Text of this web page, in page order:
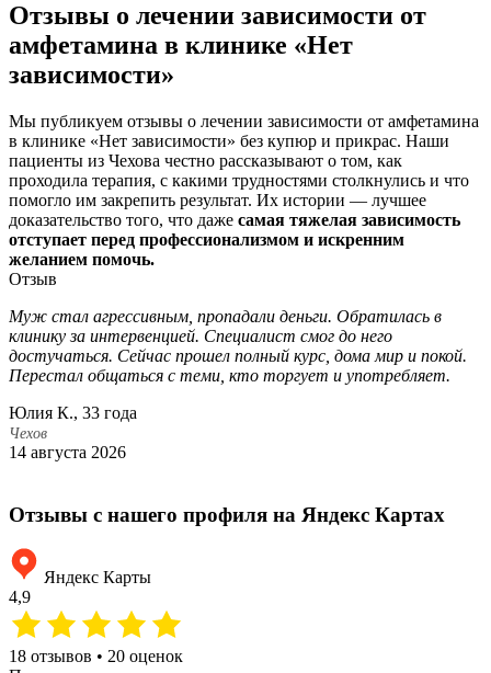
Отзывы о лечении зависимости от
амфетамина в клинике «Нет
зависимости»
Мы публикуем отзывы о лечении зависимости от амфетамина
в клинике «Нет зависимости» без купюр и прикрас. Наши
пациенты из Чехова честно рассказывают о том, как
проходила терапия, с какими трудностями столкнулись и что
помогло им закрепить результат. Их истории — лучшее
доказательство того, что даже самая тяжелая зависимость
отступает перед профессионализмом и искренним
желанием помочь.
Отзыв
Муж стал агрессивным, пропадали деньги. Обратилась в
клинику за интервенцией. Специалист смог до него
достучаться. Сейчас прошел полный курс, дома мир и покой.
Перестал общаться с теми, кто торгует и употребляет.
Юлия К., 33 года
Чехов
14 августа 2026
Отзывы с нашего профиля на Яндекс Картах
Яндекс Карты
4,9
18 отзывов • 20 оценок